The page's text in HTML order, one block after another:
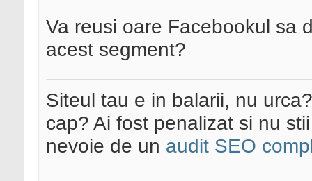
Va reusi oare Facebookul sa
acest segment?
Siteul tau e in balarii, nu
cap? Ai fost penalizat si nu
nevoie de un audit SEO